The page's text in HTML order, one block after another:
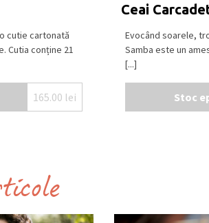
cutie cartonată
Cutia conține 21
165.00 lei
Ceai
Evocând soarele,
Samba este un
[...]
Stoc